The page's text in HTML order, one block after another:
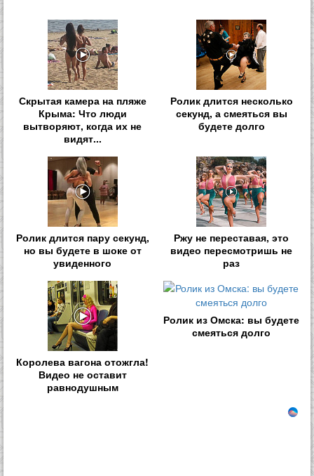
Скрытая камера на пляже
Крыма: Что люди
вытворяют, когда их не
видят...
Ролик длится несколько
секунд, а смеяться вы
будете долго
Ролик длится пару секунд,
но вы будете в шоке от
увиденного
Ржу не переставая, это
видео пересмотришь не
раз
Королева вагона отожгла!
Видео не оставит
равнодушным
Ролик из Омска: вы будете
смеяться долго